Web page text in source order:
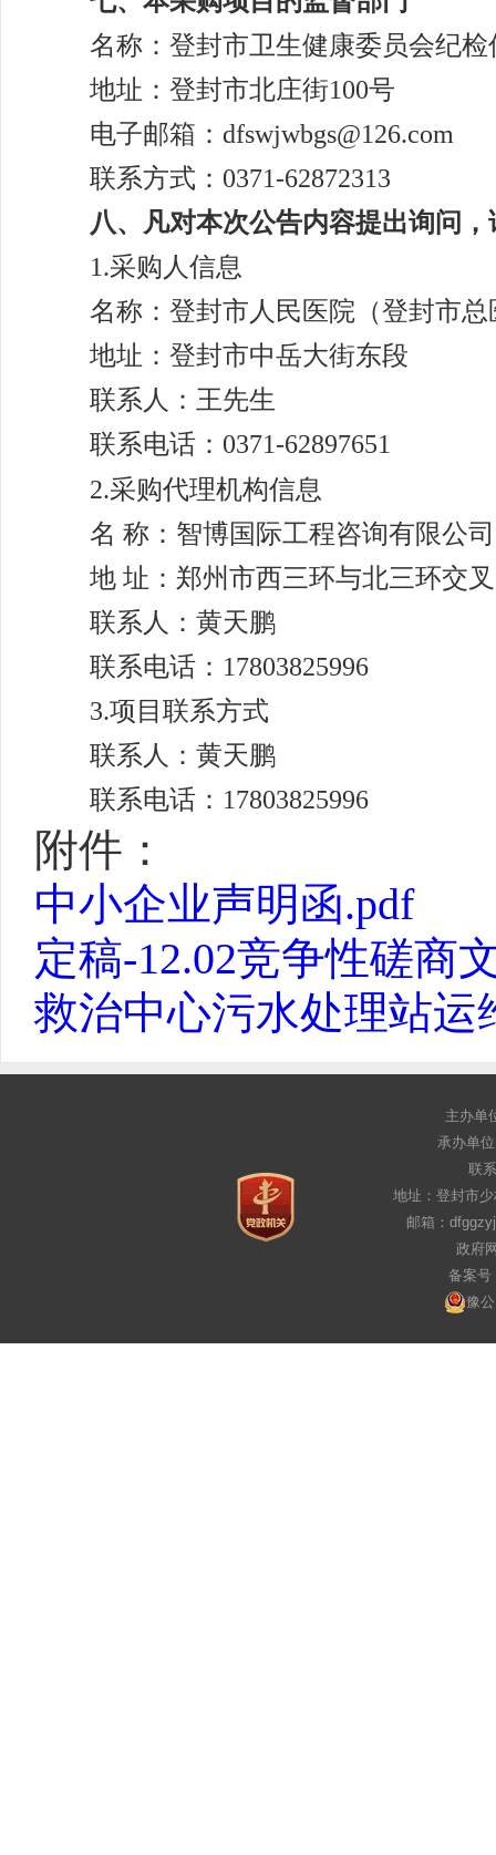
名称：登封市卫生健康委员会纪检
地址：登封市北庄街100号
电子邮箱： dfswjwbgs@126.com
联系方式： 0371-62872313
八、凡对本次公告内容提出询问
1.采购人信息
名称：登封市人民医院（登封市总
地址：登封市中岳大街东段
联系人：王先生
联系电话： 0371-62897651
2.采购代理机构信息
名 称：智博国际工程咨询有限公司
地 址：郑州市西三环与北三环交
联系人：黄天鹏
联系电话： 17803825996
3.项目联系方式
联系人：黄天鹏
联系电话： 17803825996
附件：
中小企业声明函.pdf
定稿-12.02竞争性磋商
救治中心污水处理站运
主办单
承办单
联
地址：登封市
邮箱：
政府
备案号
豫